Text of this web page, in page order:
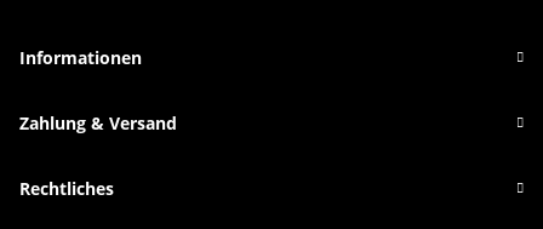
Informationen
Zahlung & Versand
Rechtliches